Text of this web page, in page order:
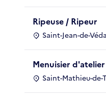
Ripeuse / Ripeur
Saint-Jean-de-
Menuisier d'atelier
Saint-Mathieu-de-